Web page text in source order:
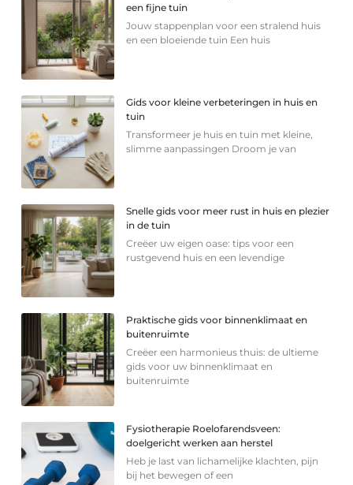
een fijne tuin
Jouw stappenplan voor een stralend huis
en een bloeiende tuin Een huis
Gids voor kleine verbeteringen in huis en
tuin
Transformeer je huis en tuin met kleine,
slimme aanpassingen Droom je van
Snelle gids voor meer rust in huis en plezier
in de tuin
Creëer uw eigen oase: tips voor een
rustgevend huis en een levendige
Praktische gids voor binnenklimaat en
buitenruimte
Creëer een harmonieus thuis: de ultieme
gids voor uw binnenklimaat en
buitenruimte
Fysiotherapie Roelofarendsveen:
doelgericht werken aan herstel
Heb je last van lichamelijke klachten, pijn
bij het bewegen of een